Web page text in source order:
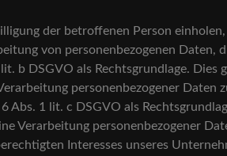
der betroffenen Person
von personenbezogenen Daten,
DSGVO als Rechtsgrundlage. Dies
personenbezogener Daten
1 lit. c DSGVO als
Verarbeitung personenbezogener
Interesses unseres